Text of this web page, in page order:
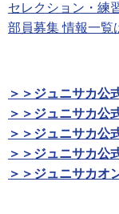
セレクション・練
部員募集 情報一覧
＞＞ジュニサカ公
＞＞ジュニサカ公
＞＞ジュニサカ公
＞＞ジュニサカ公
＞＞ジュニサカオ